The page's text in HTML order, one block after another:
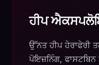
ਹੀਪ
ਉੱਨਤ ਹੀਪ ਹੇਰਾਫੇਰੀ
ਪੋਇਜ਼ਨਿੰਗ,